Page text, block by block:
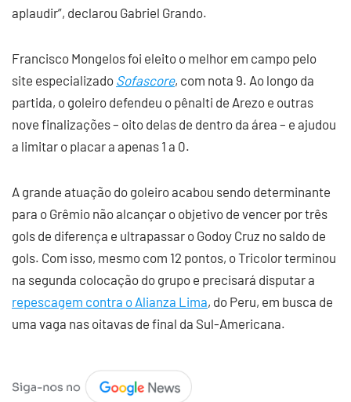
aplaudir”, declarou Gabriel Grando.
Francisco Mongelos foi eleito o melhor em campo pelo
site especializado Sofascore, com nota 9. Ao longo da
partida, o goleiro defendeu o pênalti de Arezo e outras
nove finalizações – oito delas de dentro da área – e ajudou
a limitar o placar a apenas 1 a 0.
A grande atuação do goleiro acabou sendo determinante
para o Grêmio não alcançar o objetivo de vencer por três
gols de diferença e ultrapassar o Godoy Cruz no saldo de
gols. Com isso, mesmo com 12 pontos, o Tricolor terminou
na segunda colocação do grupo e precisará disputar a
repescagem contra o Alianza Lima, do Peru, em busca de
uma vaga nas oitavas de final da Sul-Americana.